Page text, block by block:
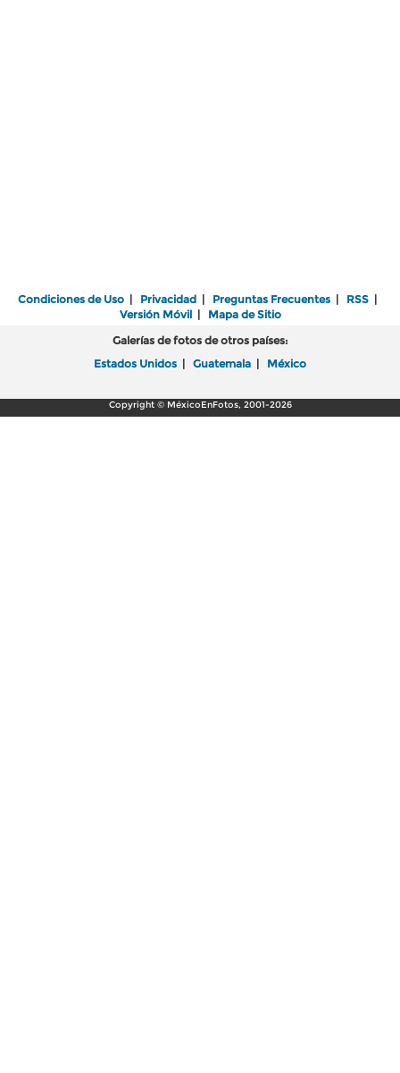
Condiciones de Uso | Privacidad | Preguntas Frecuentes | RSS |
Versión Móvil| Mapa de Sitio
Galerías de fotos de otros países:
Estados Unidos | Guatemala | México
Copyright © MéxicoEnFotos, 2001-2026